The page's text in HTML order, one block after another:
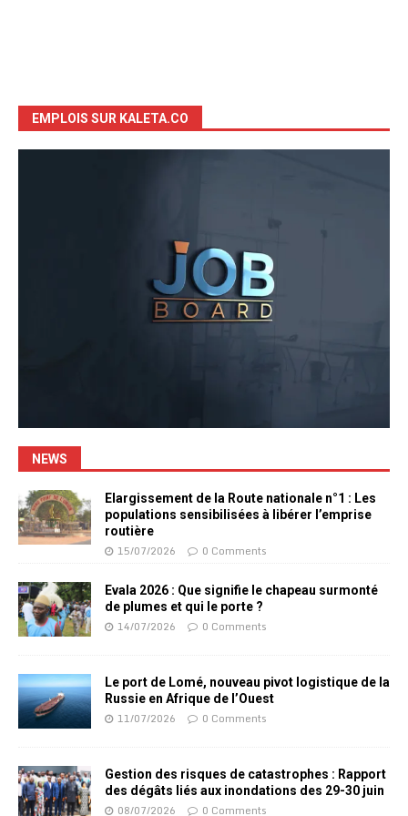
EMPLOIS SUR KALETA.CO
NEWS
Elargissement de la Route nationale n°1 : Les
populations sensibilisées à libérer l’emprise
routière
15/07/2026 0 Comments
Evala 2026 : Que signifie le chapeau surmonté
de plumes et qui le porte ?
14/07/2026 0 Comments
Le port de Lomé, nouveau pivot logistique de la
Russie en Afrique de l’Ouest
11/07/2026 0 Comments
Gestion des risques de catastrophes : Rapport
des dégâts liés aux inondations des 29-30 juin
08/07/2026 0 Comments